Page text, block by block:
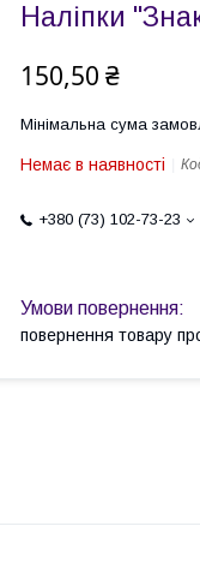
Наліпки
150,50 ₴
Мінімальна сума
Немає в наявності
+380 (73) 102-73-23
повернення товару